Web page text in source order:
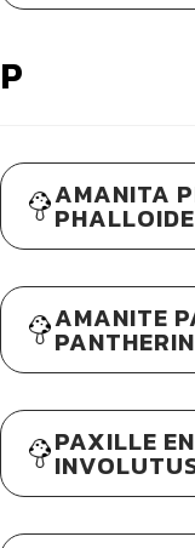
P
AMANITA
AMANITE
PAXILLE